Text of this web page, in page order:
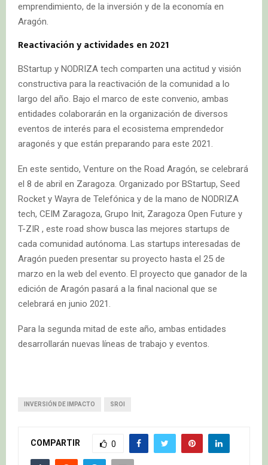
emprendimiento, de la inversión y de la economía en
Aragón.
Reactivación y actividades en 2021
BStartup y NODRIZA tech comparten una actitud y visión
constructiva para la reactivación de la comunidad a lo
largo del año. Bajo el marco de este convenio, ambas
entidades colaborarán en la organización de diversos
eventos de interés para el ecosistema emprendedor
aragonés y que están preparando para este 2021.
En este sentido, Venture on the Road Aragón, se celebrará
el 8 de abril en Zaragoza. Organizado por BStartup, Seed
Rocket y Wayra de Telefónica y de la mano de NODRIZA
tech, CEIM Zaragoza, Grupo Init, Zaragoza Open Future y
T-ZIR , este road show busca las mejores startups de
cada comunidad autónoma. Las startups interesadas de
Aragón pueden presentar su proyecto hasta el 25 de
marzo en la web del evento. El proyecto que ganador de la
edición de Aragón pasará a la final nacional que se
celebrará en junio 2021.
Para la segunda mitad de este año, ambas entidades
desarrollarán nuevas líneas de trabajo y eventos.
INVERSIÓN DE IMPACTO SROI
COMPARTIR 0